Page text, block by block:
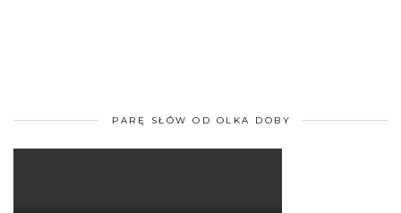
PARĘ SŁÓW OD OLKA DOBY